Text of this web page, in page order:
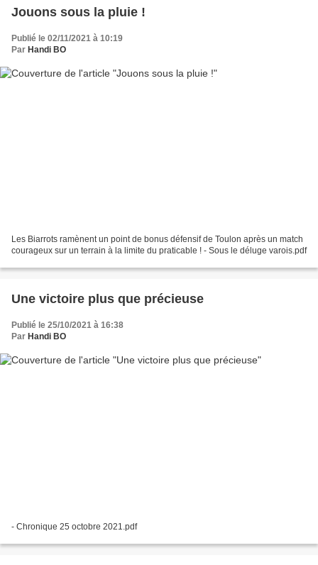
Jouons sous la pluie !
Publié le 02/11/2021 à 10:19
Par Handi BO
Les Biarrots ramènent un point de bonus défensif de Toulon après un match
courageux sur un terrain à la limite du praticable ! - Sous le déluge varois.pdf
Une victoire plus que précieuse
Publié le 25/10/2021 à 16:38
Par Handi BO
- Chronique 25 octobre 2021.pdf